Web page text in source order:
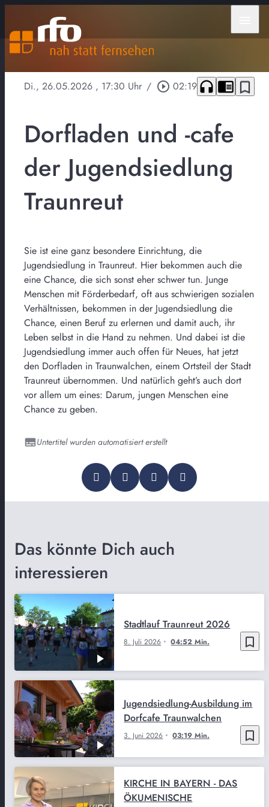
Di., 26.05.2026 , 17:30 Uhr / play_circle_outline 02:19 headphones chrome_reader_mode bookmark_border
Dorfladen und -cafe
der Jugendsiedlung
Traunreut
Sie ist eine ganz besondere Einrichtung, die
Jugendsiedlung in Traunreut. Hier bekommen auch die
eine Chance, die sich sonst eher schwer tun. Junge
Menschen mit Förderbedarf, oft aus schwierigen sozialen
Verhältnissen, bekommen in der Jugendsiedlung die
Chance, einen Beruf zu erlernen und damit auch, ihr
Leben selbst in die Hand zu nehmen. Und dabei ist die
Jugendsiedlung immer auch offen für Neues, hat jetzt
den Dorfladen in Traunwalchen, einem Ortsteil der Stadt
Traunreut übernommen. Und natürlich geht’s auch dort
vor allem um eines: Darum, jungen Menschen eine
Chance zu geben.
Untertitel wurden automatisiert erstellt
Das könnte Dich auch
interessieren
bookmark_border
8. Juli 2026 04:52 Min.
Stadtlauf Traunreut 2026
bookmark_border
3. Juni 2026 03:19 Min.
Jugendsiedlung-Ausbildung im
Dorfcafe Traunwalchen
KIRCHE IN BAYERN - DAS
ÖKUMENISCHE